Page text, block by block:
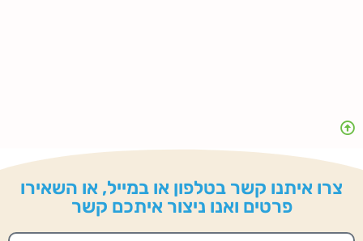
צרו איתנו קשר בטלפון או במייל, או השאירו
פרטים ואנו ניצור איתכם קשר